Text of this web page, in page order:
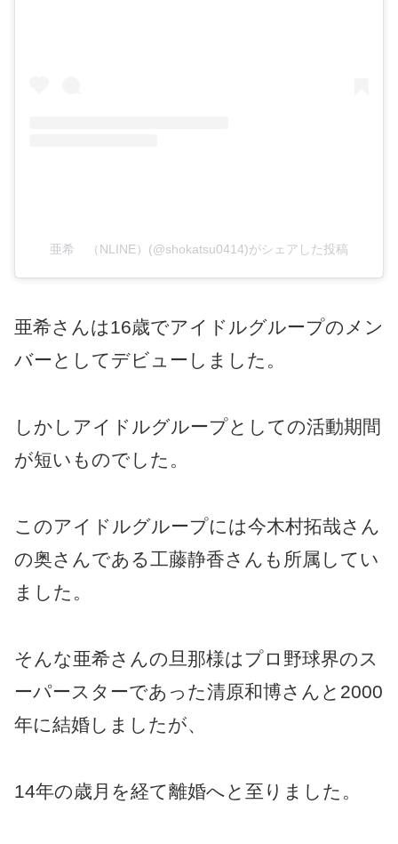
亜希 （NLINE）(@shokatsu0414)がシェアした投稿
亜希さんは16歳でアイドルグループのメン
バーとしてデビューしました。
しかしアイドルグループとしての活動期間
が短いものでした。
このアイドルグループには今木村拓哉さん
の奥さんである工藤静香さんも所属してい
ました。
そんな亜希さんの旦那様はプロ野球界のス
ーパースターであった清原和博さんと2000
年に結婚しましたが、
14年の歳月を経て離婚へと至りました。